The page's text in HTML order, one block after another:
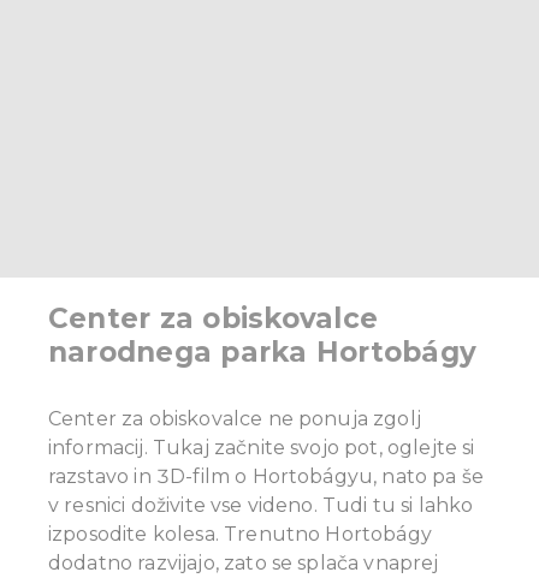
Center za obiskovalce
narodnega parka Hortobágy
Center za obiskovalce ne ponuja zgolj
informacij. Tukaj začnite svojo pot, oglejte si
razstavo in 3D-film o Hortobágyu, nato pa še
v resnici doživite vse videno. Tudi tu si lahko
izposodite kolesa. Trenutno Hortobágy
dodatno razvijajo, zato se splača vnaprej